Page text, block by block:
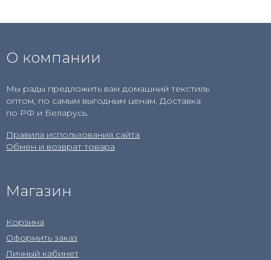
О компании
Мы рады предложить вам домашний текстиль
оптом, по самым выгодным ценам. Доставка
по РФ и Беларусь.
Правила использования сайта
Обмен и возврат товара
Магазин
Корзина
Оформить заказ
Личный кабинет